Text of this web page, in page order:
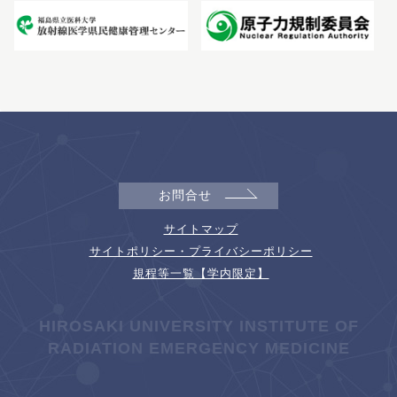
お問合せ
サイトマップ
サイトポリシー・プライバシーポリシー
規程等一覧【学内限定】
HIROSAKI UNIVERSITY INSTITUTE OF
RADIATION EMERGENCY MEDICINE